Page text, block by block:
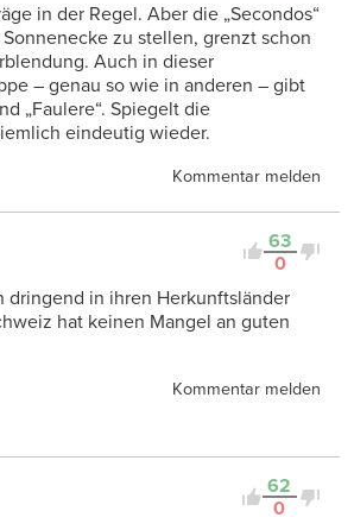
in der Regel. Aber die „Secondos“
zu stellen, grenzt schon
Auch in dieser
– genau so wie in anderen – gibt
„Faulere“. Spiegelt die
eindeutig wieder.
Kommentar melden
63
0
dringend in ihren Herkunftsländer
hat keinen Mangel an guten
Kommentar melden
62
0